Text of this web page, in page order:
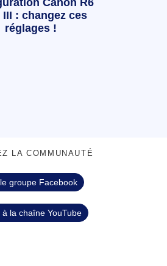
III : changez ces
réglages !
LA COMMUNAUTÉ
groupe Facebook
la chaîne YouTube